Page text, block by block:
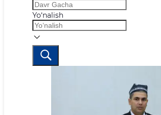
Yo‘nalish